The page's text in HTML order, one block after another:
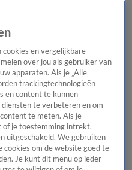
Het beste van Hart
Tip de
Tip de redactiePanelVideo's
cookies en vergelijkbare
over jou als gebruiker van
apparaten. Als je „Alle
trackingtechnologieën
en content te kunnen
te verbeteren en om
te meten. Als je
of je toestemming intrekt,
uitgeschakeld. We gebruiken
cookies om de website goed te
Je kunt dit menu op ieder